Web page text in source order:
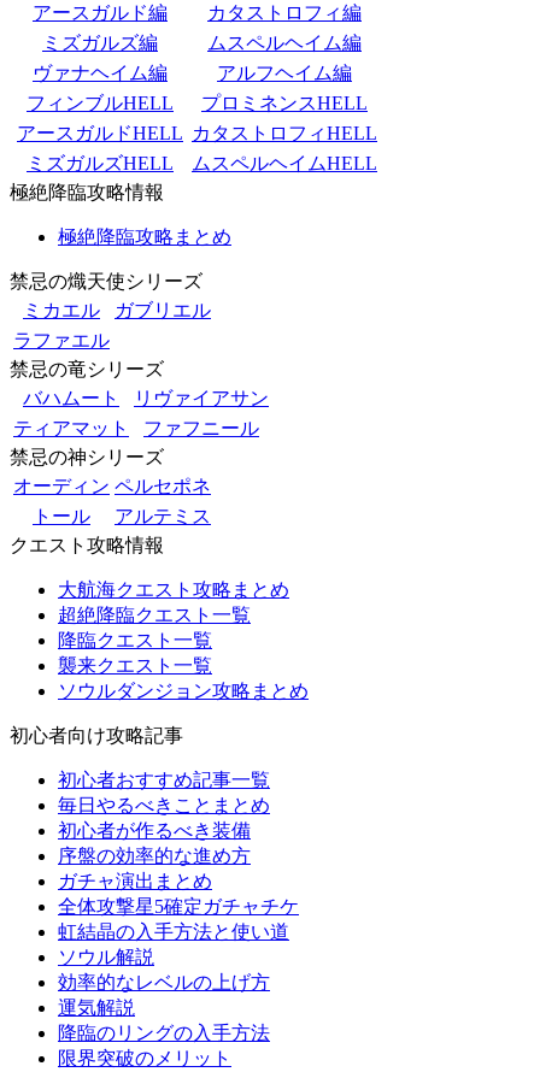
アースガルド編
カタストロフィ編
ミズガルズ編
ムスペルヘイム編
ヴァナヘイム編
アルフヘイム編
フィンブルHELL
プロミネンスHELL
アースガルドHELL カタストロフィHELL
ミズガルズHELL
ムスペルヘイムHELL
極絶降臨攻略情報
極絶降臨攻略まとめ
禁忌の熾天使シリーズ
ミカエル
ガブリエル
ラファエル
禁忌の竜シリーズ
バハムート
リヴァイアサン
ティアマット
ファフニール
禁忌の神シリーズ
オーディン ペルセポネ
トール
アルテミス
クエスト攻略情報
大航海クエスト攻略まとめ
超絶降臨クエスト一覧
降臨クエスト一覧
襲来クエスト一覧
ソウルダンジョン攻略まとめ
初心者向け攻略記事
初心者おすすめ記事一覧
毎日やるべきことまとめ
初心者が作るべき装備
序盤の効率的な進め方
ガチャ演出まとめ
全体攻撃星5確定ガチャチケ
虹結晶の入手方法と使い道
ソウル解説
効率的なレベルの上げ方
運気解説
降臨のリングの入手方法
限界突破のメリット